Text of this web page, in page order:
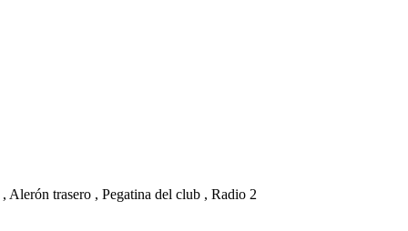
Alerón trasero , Pegatina del club , Radio 2